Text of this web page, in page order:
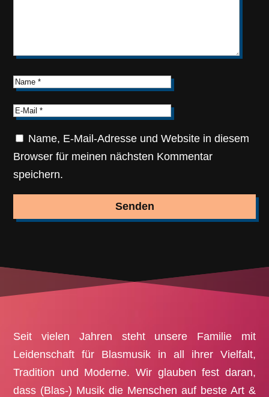
Name, E-Mail-Adresse und Website in diesem
Browser für meinen nächsten Kommentar
speichern.
Senden
Seit vielen Jahren steht unsere Familie mit
Leidenschaft für Blasmusik in all ihrer Vielfalt,
Tradition und Moderne. Wir glauben fest daran,
dass (Blas-) Musik die Menschen auf beste Art &